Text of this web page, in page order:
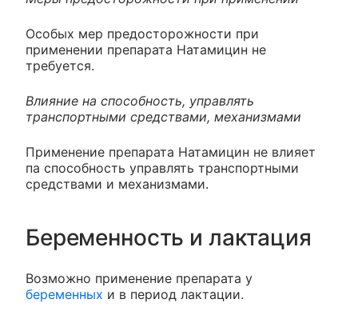
Особых мер предосторожности при
применении препарата Натамицин не
требуется.
Влияние на способность, управлять
транспортными средствами, механизмами
Применение препарата Натамицин не влияет
па способность управлять транспортными
средствами и механизмами.
Беременность и лактация
Возможно применение препарата у
беременных и в период лактации.